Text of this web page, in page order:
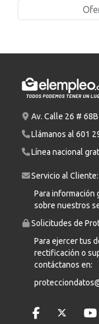
Av. Calle 26 #
Llámanos al 601
Línea nacional
Servicio al Cliente:
Para información
sobre nuestros
Solicitudes de
Para ejercer tus
rectificación o
contáctanos en: